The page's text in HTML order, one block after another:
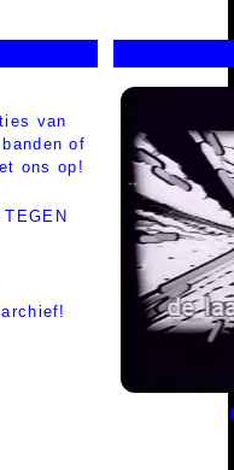
van
of
ons op!